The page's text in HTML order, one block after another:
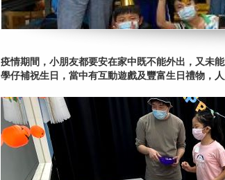
疫情期間，小朋友都要安在家中既不能外出，又未
學仔補祝生日，當中有互動遊戲及豐富生日禮物，